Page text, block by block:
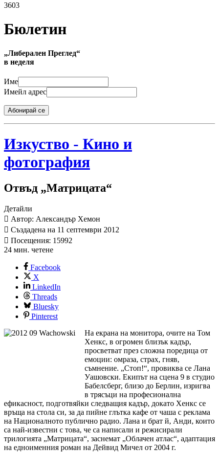
3603
Бюлетин
„Либерален Преглед“
в неделя
Име
Имейл адрес
Абонирай се
Изкуство - Кино и
фотография
Отвъд „Матрицата“
Детайли
Автор: Александър Хемон
Създадена на 11 септември 2012
Посещения: 15992
24 мин. четене
Facebook
X
LinkedIn
Threads
Bluesky
Pinterest
На екрана на монитора, очите на Том
Хенкс, в огромен близък кадър,
просветват през сложна поредица от
емоции: омраза, страх, гняв,
съмнение. „Стоп!“, провиква се Лана
Уашовски. Екипът на сцена 9 в студио
Бабелсберг, близо до Берлин, изригва
в трясъци на професионална
ефикасност, подготвяйки следващия кадър, докато Хенкс се
връща на стола си, за да пийне глътка кафе от чаша с реклама
на Националното публично радио. Лана и брат й, Анди, които
са най-известни с това, че са написали и режисирали
трилогията „Матрицата“, заснемат „Облачен атлас“, адаптация
на едноименния роман на Дейвид Мичел от 2004 г.